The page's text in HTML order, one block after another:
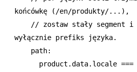
końcówkę (/en/produkty/...),
wyłącznie prefiks języka.
    path
:
      product
.data.locale ===